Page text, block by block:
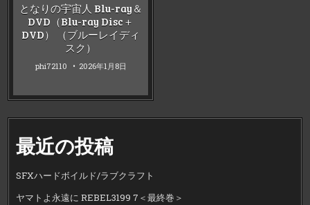
となりの宇宙人 Blu-ray＆
DVD（Blu-ray Disc＋
DVD） （ブルーレイディ
スク）
phi72110 2026年1月8日
最近の投稿
SFXハードボイルド/ラブクラフト
ヤマトよ永遠に REBEL3199 7＜最終巻＞